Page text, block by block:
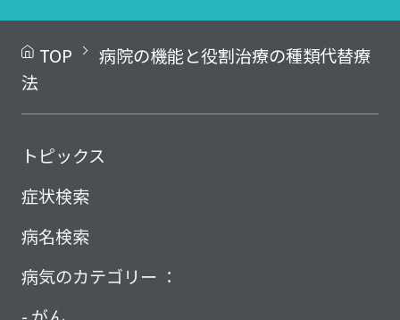
TOP 病院の機能と役割治療の種類代替療
法
トピックス
症状検索
病名検索
病気のカテゴリー ：